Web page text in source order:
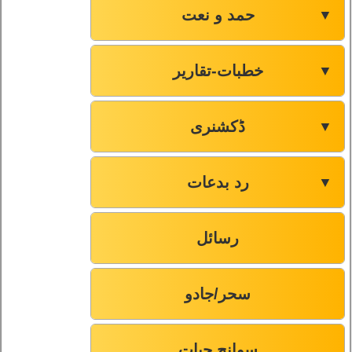
53 سورۃ النجم
54 سورۃ القمر
حمد و نعت ▼
خطبات-تقاریر ▼
ڈکشنری ▼
رد بدعات ▼
رسائل
سحر/جادو